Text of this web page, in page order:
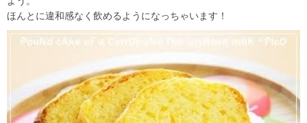
ほんとに違和感なく飲めるようになっちゃいます！